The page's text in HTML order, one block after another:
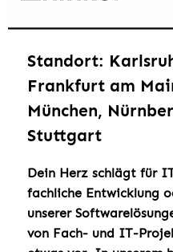
Standort:
Frankfurt am
München,
Stuttgart
Dein Herz schlägt für
fachliche Entwicklung
unserer
von Fach- und IT-